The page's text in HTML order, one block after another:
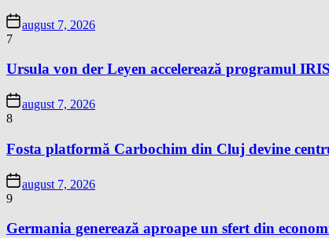
august 7, 2026
7
Ursula von der Leyen accelerează programul
august 7, 2026
8
Fosta platformă Carbochim din Cluj devine
august 7, 2026
9
Germania generează aproape un sfert din